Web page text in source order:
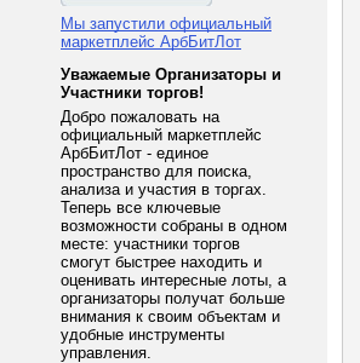
Мы запустили официальный
маркетплейс АрбБитЛот
Уважаемые Организаторы и
Участники торгов!
Добро пожаловать на
официальный маркетплейс
АрбБитЛот - единое
пространство для поиска,
анализа и участия в торгах.
Теперь все ключевые
возможности собраны в одном
месте: участники торгов
смогут быстрее находить и
оценивать интересные лоты, а
организаторы получат больше
внимания к своим объектам и
удобные инструменты
управления.